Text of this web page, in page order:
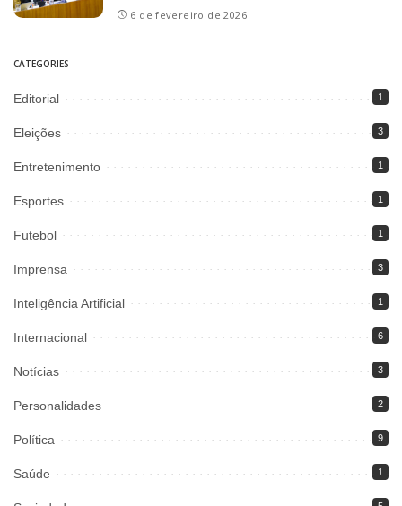
6 de fevereiro de 2026
CATEGORIES
Editorial 1
Eleições 3
Entretenimento 1
Esportes 1
Futebol 1
Imprensa 3
Inteligência Artificial 1
Internacional 6
Notícias 3
Personalidades 2
Política 9
Saúde 1